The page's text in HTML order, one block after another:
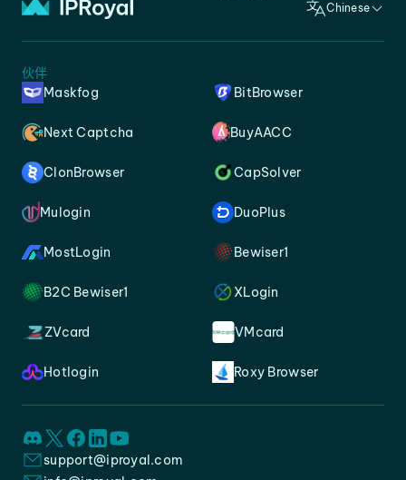
Chinese
伙伴
Maskfog
BitBrowser
Next Captcha BuyAACC
ClonBrowser CapSolver
Mulogin DuoPlus
MostLogin Bewiser1
B2C Bewiser1 XLogin
ZVcard VMcard
Hotlogin Roxy Browser
support@iproyal.com